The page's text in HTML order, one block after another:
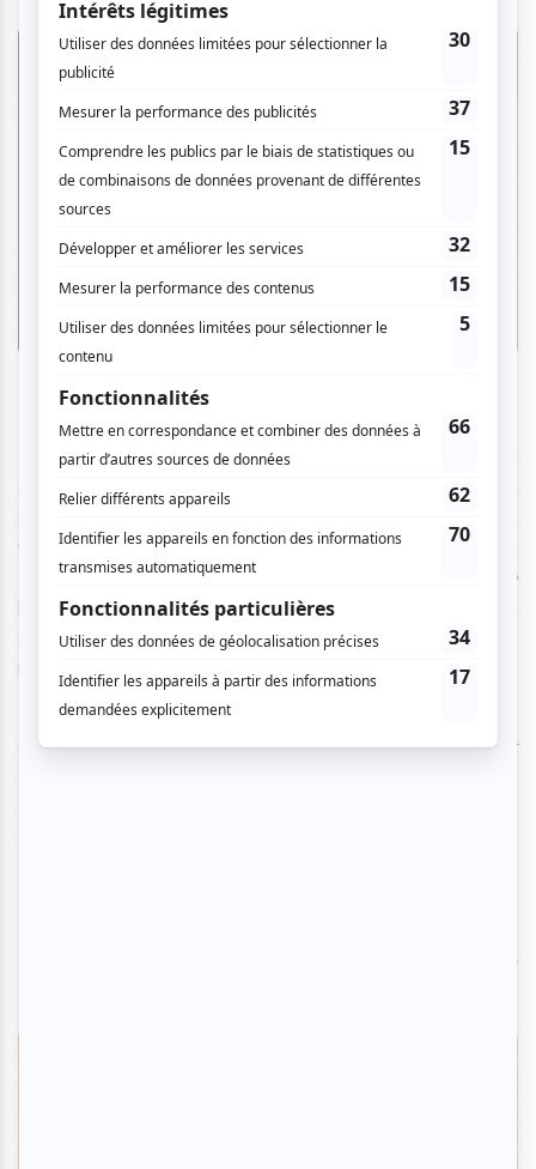
Le roman biographique d’Anaïs Barbeau-Lavalette qui fait
sensation depuis sa sortie en 2015 ouvrira de son côté la
théâtrale de Sarah Berthiaume mise en scène par Alexia
Bürger, qui s’était aussi occupée de
corde. raide
l’an passé, réunit 19 interprètes sur scène à l’occasion d’un
spectacle choral et poétique agrémenté de danse et de
Comme un portrait en mouvement,La femme qui fuit
| Du 11 septembre au 5